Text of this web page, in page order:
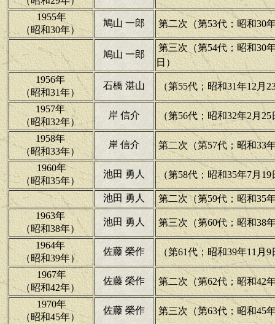
1955年
（昭和30年）
鳩山 一郎 第二次（第53代；昭和30
鳩山 一郎
第三次（第54代；昭和30
日）
1956年
（昭和31年）
石橋 湛山 （第55代；昭和31年12月
1957年
（昭和32年）
岸 信介 （第56代；昭和32年2月
1958年
（昭和33年）
岸 信介 第二次（第57代；昭和33
1960年
（昭和35年）
池田 勇人 （第58代；昭和35年7月19
池田 勇人
第二次（第59代；昭和35
1963年
（昭和38年）
池田 勇人 第三次（第60代；昭和38
1964年
（昭和39年）
佐藤 榮作 （第61代；昭和39年11月
1967年
（昭和42年）
佐藤 榮作 第二次（第62代；昭和42
1970年
（昭和45年）
佐藤 榮作 第三次（第63代；昭和45